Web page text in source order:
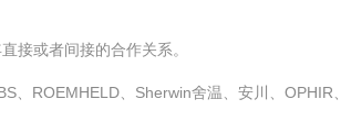
接或者间接的合作关系。
、ROEMHELD、Sherwin舍温、安川、OPHIR、